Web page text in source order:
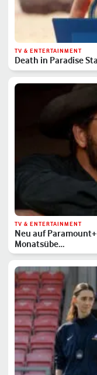
TV & ENTERTAINMENT
Death in Paradise
TV & ENTERTAINMENT
Neu auf
Monatsübe…